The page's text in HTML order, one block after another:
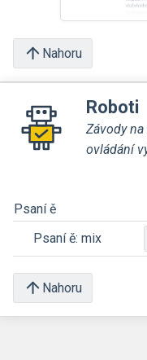
Nahoru
Roboti
Závody
ovládání
Psaní ě
Psaní ě: mix
Nahoru